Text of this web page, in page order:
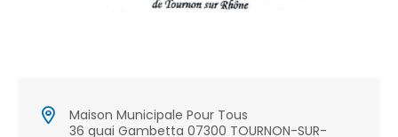
Maison Municipale Pour Tous
36 quai Gambetta 07300 TOURNON-SUR-